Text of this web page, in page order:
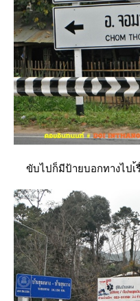
ขับไปก็มีป้ายบอกทางไปเ้